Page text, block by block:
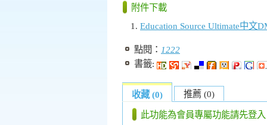
附件下載
Education Source Ultimate中文
點閱： 1222
書籤:
收藏 (0) 推薦 (0)
此功能為會員專屬功能請先登入